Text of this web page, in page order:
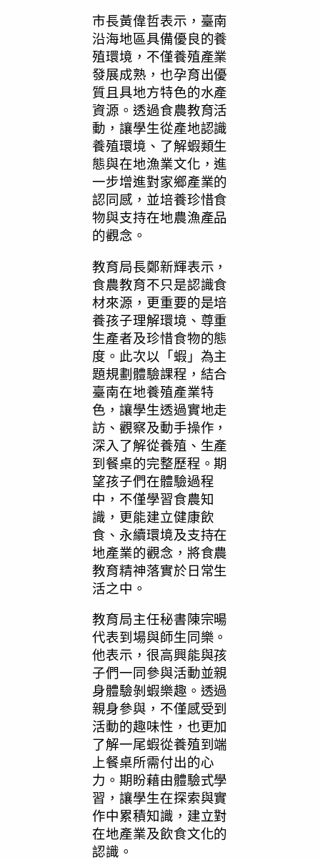
市長黃偉哲表示，臺南
沿海地區具備優良的養
殖環境，不僅養殖產業
發展成熟，也孕育出優
質且具地方特色的水產
資源。透過食農教育活
動，讓學生從產地認識
養殖環境、了解蝦類生
態與在地漁業文化，進
一步增進對家鄉產業的
認同感，並培養珍惜食
物與支持在地農漁產品
的觀念。
教育局長鄭新輝表示，
食農教育不只是認識食
材來源，更重要的是培
養孩子理解環境、尊重
生產者及珍惜食物的態
度。此次以「蝦」為主
題規劃體驗課程，結合
臺南在地養殖產業特
色，讓學生透過實地走
訪、觀察及動手操作，
深入了解從養殖、生產
到餐桌的完整歷程。期
望孩子們在體驗過程
中，不僅學習食農知
識，更能建立健康飲
食、永續環境及支持在
地產業的觀念，將食農
教育精神落實於日常生
活之中。
教育局主任秘書陳宗暘
代表到場與師生同樂。
他表示，很高興能與孩
子們一同參與活動並親
身體驗剝蝦樂趣。透過
親身參與，不僅感受到
活動的趣味性，也更加
了解一尾蝦從養殖到端
上餐桌所需付出的心
力。期盼藉由體驗式學
習，讓學生在探索與實
作中累積知識，建立對
在地產業及飲食文化的
認識。